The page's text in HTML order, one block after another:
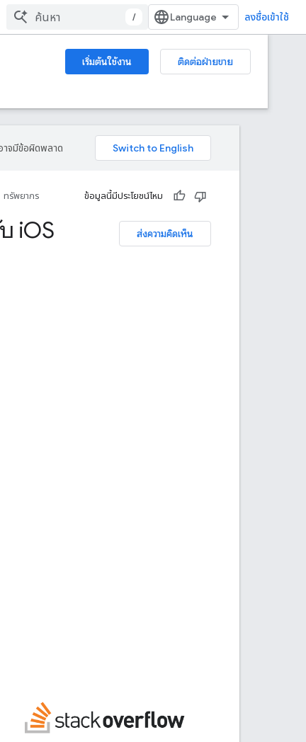
/ ลงชื่อเข้าใช้
เริ่มต้นใช้งาน
ติดต่อฝ่ายขาย
าจมีข้อผิดพลาด
ทรัพยากร ข้อมูลนี้มีประโยชน์ไหม
ส่งความคิดเห็น
iOS